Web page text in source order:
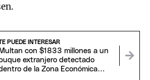
PUEDE INTERESAR
Multan con $1833 millones a un
buque extranjero detectado
de la Zona Económica